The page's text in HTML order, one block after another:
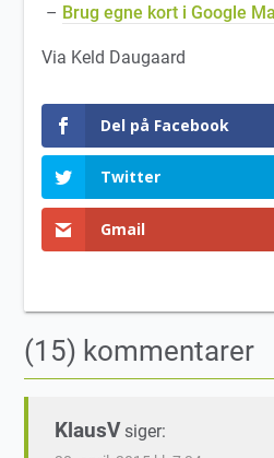
– Brug egne kort i Google
Via Keld Daugaard
Del på Facebook
Twitter
Gmail
(15) kommentarer
KlausV siger: